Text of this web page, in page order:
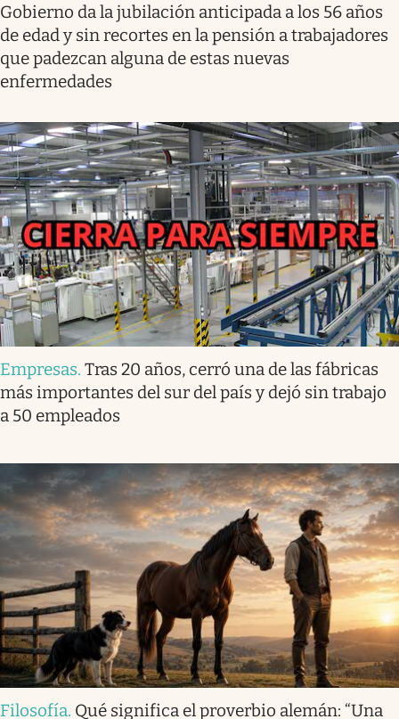
Gobierno da la jubilación anticipada a los 56 años
de edad y sin recortes en la pensión a trabajadores
que padezcan alguna de estas nuevas
enfermedades
Empresas. Tras 20 años, cerró una de las fábricas
más importantes del sur del país y dejó sin trabajo
a 50 empleados
Filosofía. Qué significa el proverbio alemán: “Una